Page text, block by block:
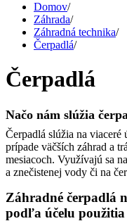
Domov/
Záhrada/
Záhradná technika/
Čerpadlá/
Čerpadlá
Načo nám slúžia
Čerpadlá slúžia na
prípade väčších záhrad a
mesiacoch. Využívajú sa
a znečistenej vody či na
Záhradné čerpadlá
podľa účelu použitia